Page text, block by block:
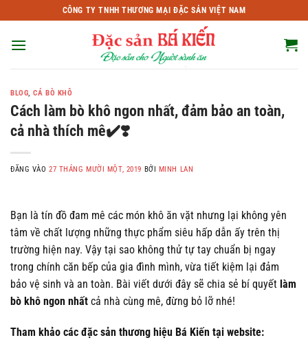
qua
nội
CÔNG TY TNHH THƯƠNG MẠI ĐẶC SẢN VIỆT NAM
BLOG,CÁ BÒ KHÔ
Cách làm bò khô ngon nhất, đảm bảo an toàn,
cả nhà thích mê✔️❣️
ĐĂNG VÀO27 THÁNG MƯỜI MỘT, 2019 BỞI MINH LAN
Bạn là tín đồ đam mê các món khô ăn vặt nhưng lại không yên
tâm về chất lượng những thực phẩm siêu hấp dẫn ấy trên thị
trường hiện nay. Vậy tại sao không thử tự tay chuẩn bị ngay
trong chính căn bếp của gia đình mình, vừa tiết kiệm lại đảm
bảo vệ sinh và an toàn. Bài viết dưới đây sẽ chia sẻ bí quyết làm
bò khô ngon nhất cả nhà cùng mê, đừng bỏ lỡ nhé!
Tham khảo các đặc sản thương hiệu Bá Kiến tại website: